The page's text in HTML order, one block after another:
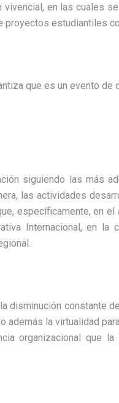
en las cuales
estudiantiles
que es un evento de
siguiendo las más
las actividades
específicamente, en
Internacional, en
disminución
la virtualidad
organizacional que